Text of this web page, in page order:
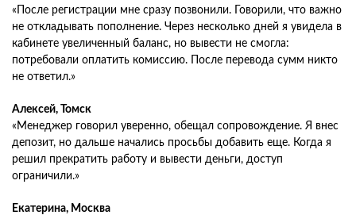
«После регистрации мне сразу позвонили. Говорили, что важно
не откладывать пополнение. Через несколько дней я увидела в
кабинете увеличенный баланс, но вывести не смогла:
потребовали оплатить комиссию. После перевода сумм никто
не ответил.»
Алексей, Томск
«Менеджер говорил уверенно, обещал сопровождение. Я внес
депозит, но дальше начались просьбы добавить еще. Когда я
решил прекратить работу и вывести деньги, доступ
ограничили.»
Екатерина, Москва